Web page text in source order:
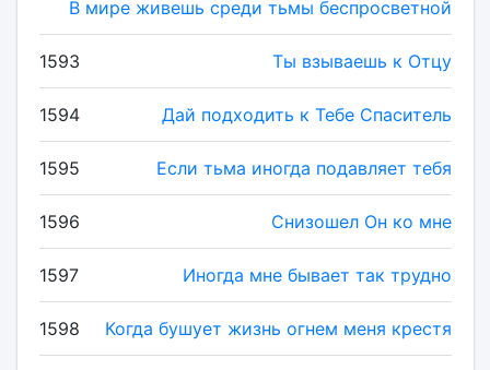
В мире живешь среди тьмы беспросветной
1593 Ты взываешь к Отцу
1594 Дай подходить к Тебе Спаситель
1595 Если тьма иногда подавляет тебя
1596 Снизошел Он ко мне
1597 Иногда мне бывает так трудно
1598 Когда бушует жизнь огнем меня крестя